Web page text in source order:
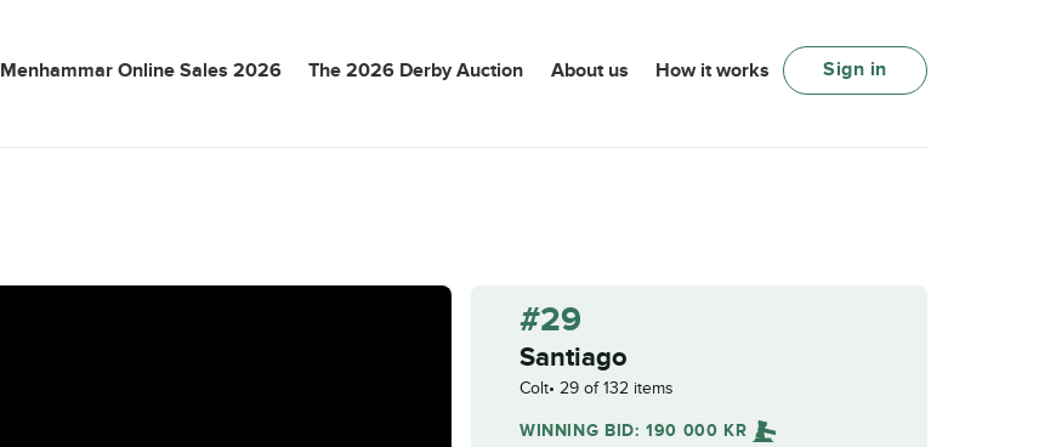
Menhammar Online Sales 2026 The 2026 Derby Auction About us How it works Sign in
#29
Santiago
Colt 29 of 132 items
WINNING BID:190 000 KR